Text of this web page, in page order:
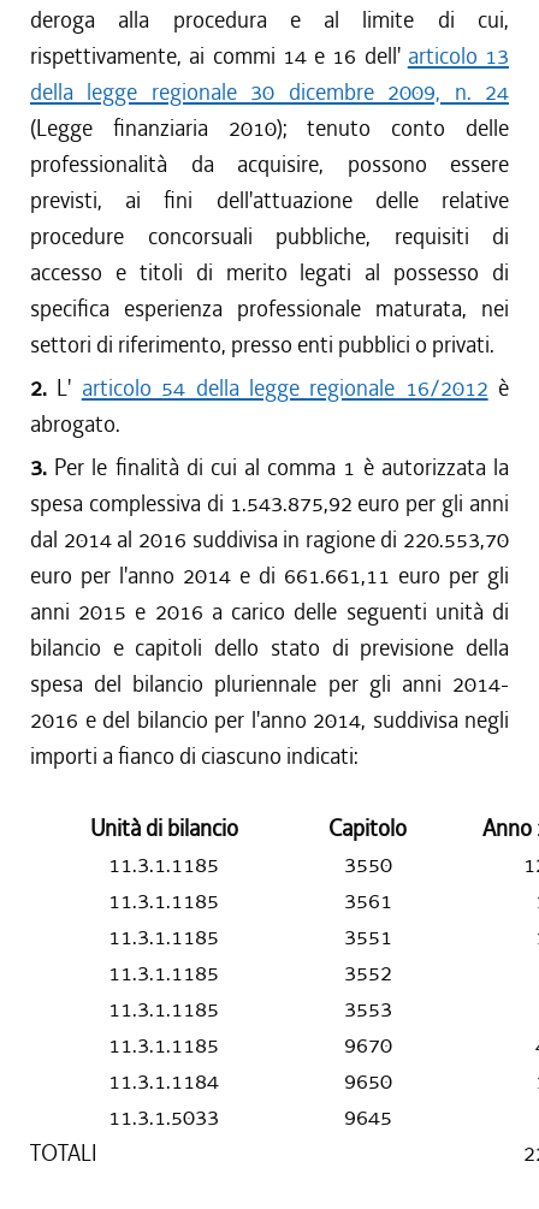
deroga alla procedura e al limite di cui,
rispettivamente, ai commi 14 e 16 dell' articolo 13
della legge regionale 30 dicembre 2009, n. 24
(Legge finanziaria 2010); tenuto conto delle
professionalità da acquisire, possono essere
previsti, ai fini dell'attuazione delle relative
procedure concorsuali pubbliche, requisiti di
accesso e titoli di merito legati al possesso di
specifica esperienza professionale maturata, nei
settori di riferimento, presso enti pubblici o privati.
2. L' articolo 54 della legge regionale 16/2012 è
abrogato.
3. Per le finalità di cui al comma 1 è autorizzata la
spesa complessiva di 1.543.875,92 euro per gli anni
dal 2014 al 2016 suddivisa in ragione di 220.553,70
euro per l'anno 2014 e di 661.661,11 euro per gli
anni 2015 e 2016 a carico delle seguenti unità di
bilancio e capitoli dello stato di previsione della
spesa del bilancio pluriennale per gli anni 2014-
2016 e del bilancio per l'anno 2014, suddivisa negli
importi a fianco di ciascuno indicati:
Unità di bilancio Capitolo
Anno
11.3.1.1185
3550
11.3.1.1185
3561
11.3.1.1185
3551
11.3.1.1185
3552
11.3.1.1185
3553
11.3.1.1185
9670
11.3.1.1184
9650
11.3.1.5033
9645
TOTALI